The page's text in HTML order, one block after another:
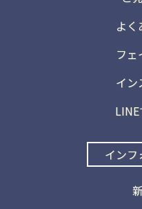
よく
フェ
イン
インフ